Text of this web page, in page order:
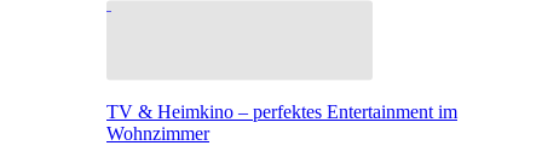
TV & Heimkino – perfektes Entertainment im
Wohnzimmer